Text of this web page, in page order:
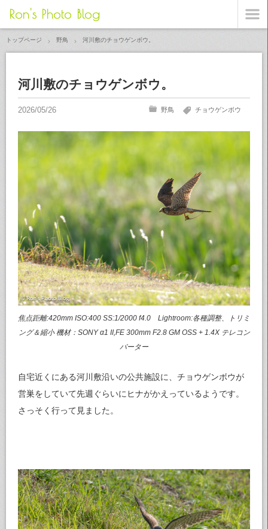
Ron's Photo Blog
トップページ 野鳥 河川敷のチョウゲンボウ。
河川敷のチョウゲンボウ。
野鳥 チョウゲンボウ
焦点距離:420mm ISO:400 SS:1/2000 f4.0 Lightroom:各種調整、トリミ
ング＆縮小 機材：SONY α1 II,FE 300mm F2.8 GM OSS + 1.4X テレコン
バーター
自宅近くにある河川敷沿いの公共施設に、チョウゲンボウが
営巣をしていて先週ぐらいにヒナがかえっているようです。
さっそく行って見ました。